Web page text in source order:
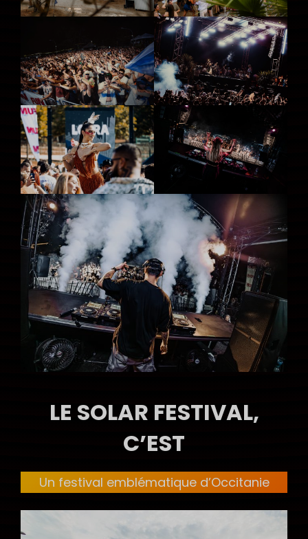
LE SOLAR FESTIVAL,
C’EST
Un festival emblématique d’Occitanie